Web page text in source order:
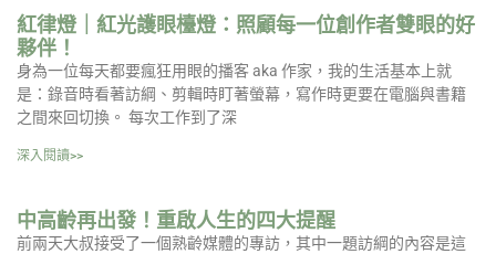
紅律燈｜紅光護眼檯燈：照顧每一位創作者雙眼的好
夥伴！
身為一位每天都要瘋狂用眼的播客 aka 作家，我的生活基本上就
是：錄音時看著訪綱、剪輯時盯著螢幕，寫作時更要在電腦與書籍
之間來回切換。 每次工作到了深
深入閱讀>>
中高齡再出發！重啟人生的四大提醒
前兩天大叔接受了一個熟齡媒體的專訪，其中一題訪綱的內容是這